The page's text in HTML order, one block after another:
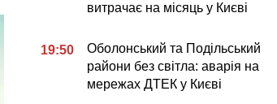
витрачає на місяць у Києві
19:50
Оболонський та Подільський
райони без світла: аварія на
мережах ДТЕК у Києві